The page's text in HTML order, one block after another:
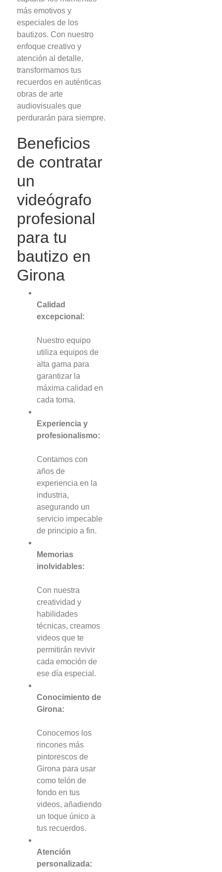
más emotivos y
especiales de los
bautizos. Con nuestro
enfoque creativo y
atención al detalle,
transformamos tus
recuerdos en auténticas
obras de arte
audiovisuales que
perdurarán para siempre.
Beneficios
de contratar
un
videógrafo
profesional
para tu
bautizo en
Girona
Calidad
excepcional:
Nuestro equipo
utiliza equipos de
alta gama para
garantizar la
máxima calidad en
cada toma.
Experiencia y
profesionalismo:
Contamos con
años de
experiencia en la
industria,
asegurando un
servicio impecable
de principio a fin.
Memorias
inolvidables:
Con nuestra
creatividad y
habilidades
técnicas, creamos
videos que te
permitirán revivir
cada emoción de
ese día especial.
Conocimiento de
Girona:
Conocemos los
rincones más
pintorescos de
Girona para usar
como telón de
fondo en tus
videos, añadiendo
un toque único a
tus recuerdos.
Atención
personalizada: